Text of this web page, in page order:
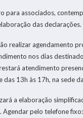
para associados,
das declarações.
realizar agendamento
nos dias
atendimento
das 13h às 17h, na sede
a elaboração
Agendar pelo telefone